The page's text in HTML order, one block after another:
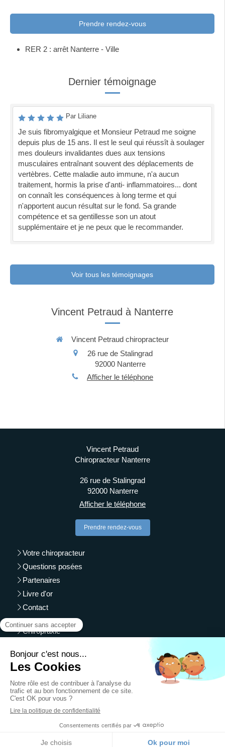
Prendre rendez-vous
RER 2 : arrêt Nanterre - Ville
Dernier témoignage
Par Liliane
Je suis fibromyalgique et Monsieur Petraud me soigne
depuis plus de 15 ans. Il est le seul qui réussît à soulager
mes douleurs invalidantes dues aux tensions
musculaires entraînant souvent des déplacements de
vertèbres. Cette maladie auto immune, n'a aucun
traitement, hormis la prise d'anti- inflammatoires... dont
on connaît les conséquences à long terme et qui
n'apportent aucun résultat sur le fond. Sa grande
compétence et sa gentillesse son un atout
supplémentaire et je ne peux que le recommander.
Voir tous les témoignages
Vincent Petraud à Nanterre
Vincent Petraud chiropracteur
26 rue de Stalingrad
92000 Nanterre
Afficher le téléphone
Vincent Petraud
Chiropracteur Nanterre
26 rue de Stalingrad
92000 Nanterre
Afficher le téléphone
Prendre rendez-vous
Votre chiropracteur
Questions posées
Partenaires
Livre d'or
Contact
Chiropraxie
Douleurs lombaires
Maux de tête
Plan du site
Mentions légales
Création et référencement du site par Simplébo